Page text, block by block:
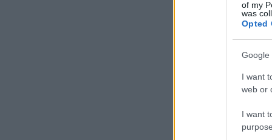
of my
was
Opted
Google
I want
web or
I want